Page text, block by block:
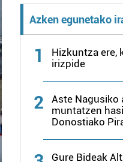
Azken egunetako
1
Hizkuntza ere,
irizpide
2
Aste Nagusiko
muntatzen
Donostiako
Gure Bideak